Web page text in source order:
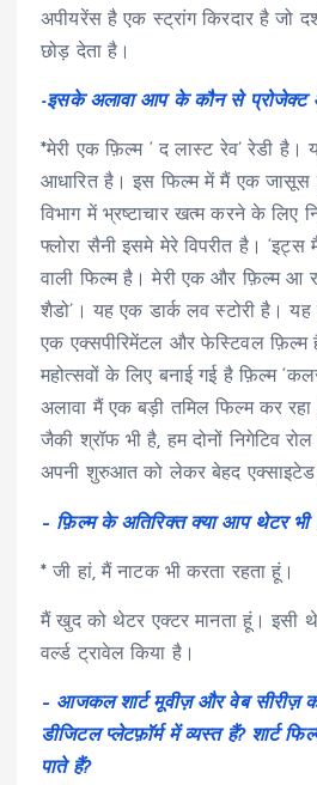
अपीयरेंस है एक स्ट्रांग किरदार है जो
छोड़ देता है।
-इसके अलावा आप के कौन से प्रोजेक्ट
*मेरी एक फ़िल्म ‘ द लास्ट रेव’ रेडी है।
आधारित है। इस फिल्म में मैं एक जासूस
विभाग में भ्रष्टाचार खत्म करने के लिए
फ्लोरा सैनी इसमे मेरे विपरीत है। ‘इट्स
वाली फिल्म है। मेरी एक और फ़िल्म आ
शैडो’। यह एक डार्क लव स्टोरी है। यह
एक एक्सपीरिमेंटल और फेस्टिवल फ़िल्म
महोत्सवों के लिए बनाई गई है फ़िल्म
अलावा मैं एक बड़ी तमिल फिल्म कर
जैकी श्रॉफ भी है, हम दोनों निगेटिव
अपनी शुरुआत को लेकर बेहद एक्साइटेड
– फ़िल्म के अतिरिक्त क्या आप थेटर
* जी हां, मैं नाटक भी करता रहता हूं।
मैं खुद को थेटर एक्टर मानता हूं। इसी
वर्ल्ड ट्रावेल किया है।
– आजकल शार्ट मूवीज़ और वेब सीरीज़
डीजिटल प्लेटफ़ॉर्म में व्यस्त हैं? शार्ट
पाते हैं?